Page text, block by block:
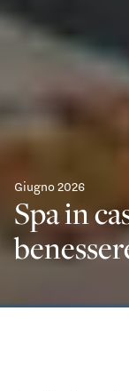
Giugno 2026
Spa in